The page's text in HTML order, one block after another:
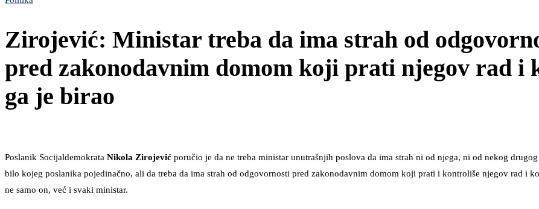
Zirojević: Ministar treba da ima strah od
pred zakonodavnim domom koji prati njegov rad i
ga je birao
Poslanik Socijaldemokrata Nikola Zirojević poručio je da ne treba ministar unutrašnjih poslova da ima strah ni od njega, ni od nekog
bilo kojeg poslanika pojedinačno, ali da treba da ima strah od odgovornosti pred zakonodavnim domom koji prati i kontroliše njegov rad i
ne samo on, već i svaki ministar.